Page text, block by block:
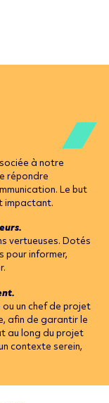
à notre
répondre
Le but
impactant.
vertueuses. Dotés
pour informer,
un chef de projet
afin de garantir le
au long du projet
contexte serein,